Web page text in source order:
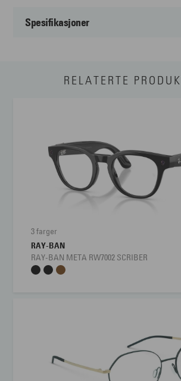
Spesifikasjoner
Materiale:
Størrelse:
Brillens bredde
Bredde glass
Nesebro
RELATERTE
3 farger
RAY-BAN
RAY-BAN META RW7002 SCRIBER